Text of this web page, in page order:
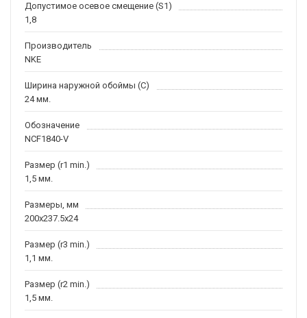
Допустимое осевое смещение (S1)
1,8
Производитель
NKE
Ширина наружной обоймы (C)
24 мм.
Обозначение
NCF1840-V
Размер (r1 min.)
1,5 мм.
Размеры, мм
200x237.5x24
Размер (r3 min.)
1,1 мм.
Размер (r2 min.)
1,5 мм.